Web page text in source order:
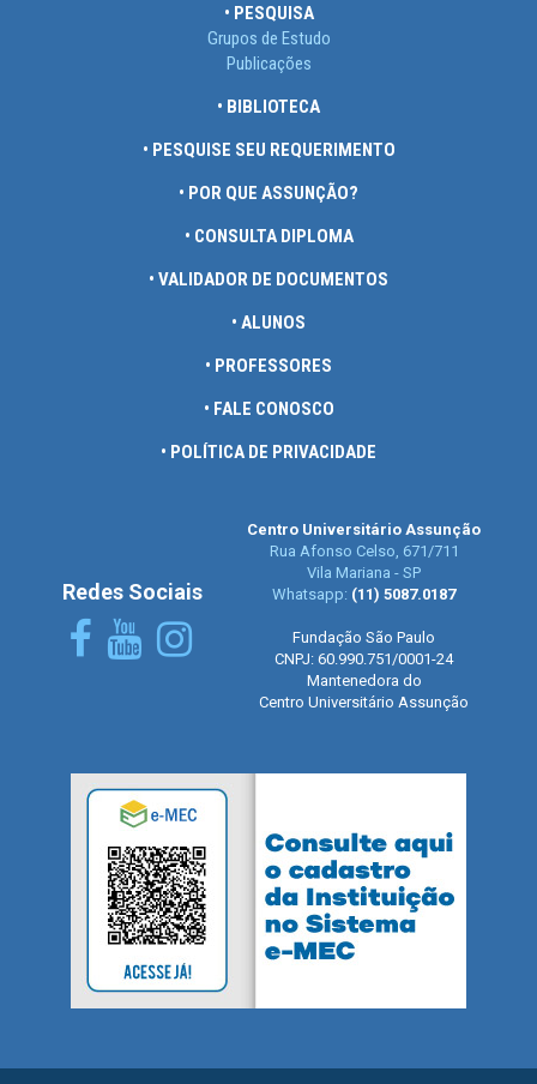
• PESQUISA
Grupos de Estudo
Publicações
• BIBLIOTECA
• PESQUISE SEU REQUERIMENTO
• POR QUE ASSUNÇÃO?
• CONSULTA DIPLOMA
• VALIDADOR DE DOCUMENTOS
• ALUNOS
• PROFESSORES
• FALE CONOSCO
• POLÍTICA DE PRIVACIDADE
Redes Sociais
Centro Universitário Assunção
Rua Afonso Celso, 671/711
Vila Mariana - SP
Whatsapp: (11) 5087.0187
Fundação São Paulo
CNPJ: 60.990.751/0001-24
Mantenedora do
Centro Universitário Assunção